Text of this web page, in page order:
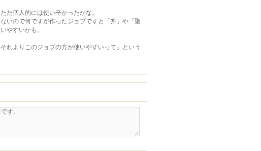
だ個人的には使い辛かったかな。
いので何ですが作ったジョブですと「斧」や「聖
やすいかも。
れよりこのジョブの方が使いやすいって」という